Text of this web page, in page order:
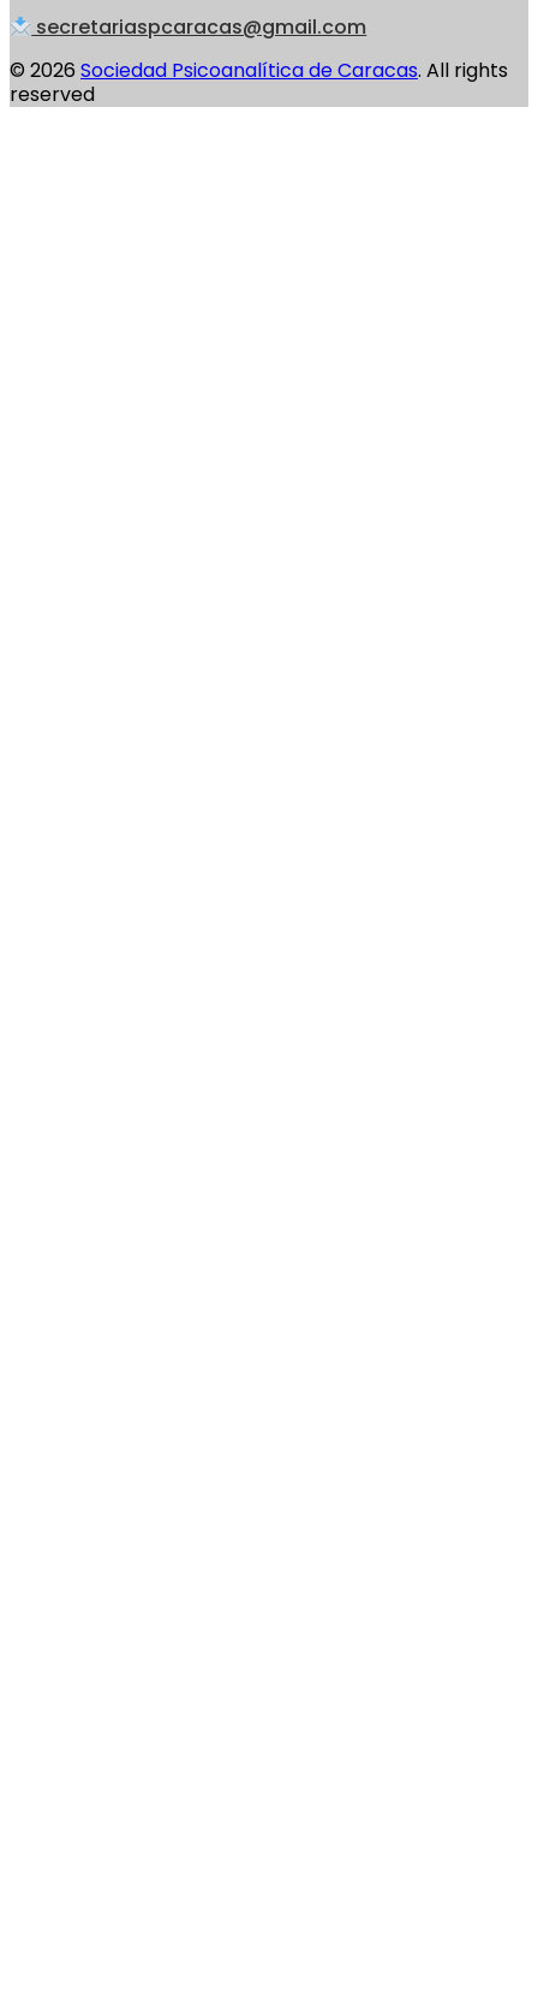
secretariaspcaracas@gmail.com
© 2026 Sociedad Psicoanalítica de Caracas. All rights
reserved